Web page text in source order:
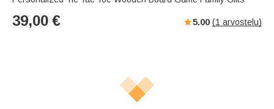
39,00 € 5.00 (1 arvostelu)